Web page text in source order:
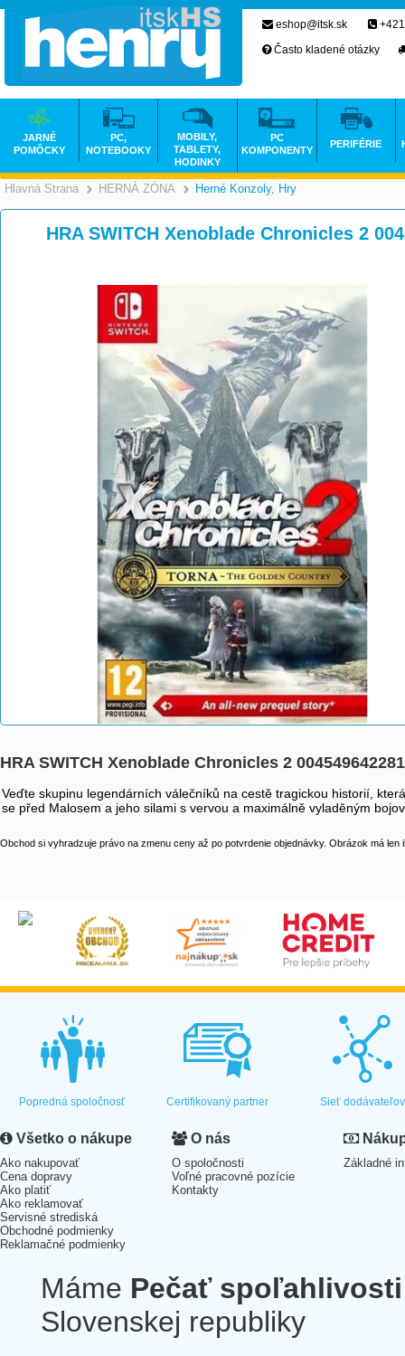
Hlavná Strana >
HERNÁ ZÓNA >
Herné Konzoly, Hry
HRA SWITCH Xenoblade Chronicles 2
HRA SWITCH Xenoblade Chronicles 2
Veďte skupinu legendárních válečníků na cestě tragickou historií,
se před Malosem a jeho silami s vervou a maximálně vyladěným
Obchod si vyhradzuje právo na zmenu ceny až po potvrdenie objednávky. Obrázok má len
eshop@itsk.sk
Často kladené otázky
JARNÉ
POMÔCKY
PC,
NOTEBOOKY
MOBILY,
TABLETY,
HODINKY
PC
KOMPONENTY
PERIFÉRIE
Popredná spoločnosť Certifikovaný partner Sieť dodávateľov
Všetko o nákupe
Ako nakupovať
Cena dopravy
Ako platiť
Ako reklamovať
Servisné strediská
Obchodné podmienky
Reklamačné podmienky
O nás
O spoločnosti
Voľné pracovné pozície
Kontakty
Základné
Máme Pečať spoľahlivosti
Slovenskej republiky